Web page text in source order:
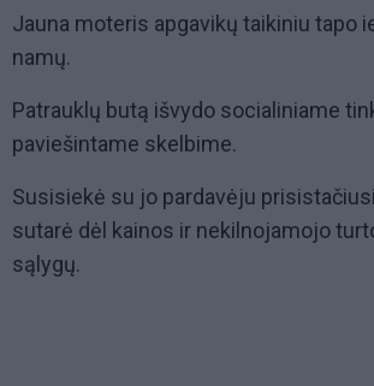
Jauna moteris apgavikų taikiniu tapo
namų.
Patrauklų butą išvydo socialiniame
paviešintame skelbime.
Susisiekė su jo pardavėju
sutarė dėl kainos ir nekilnojamojo
sąlygų.